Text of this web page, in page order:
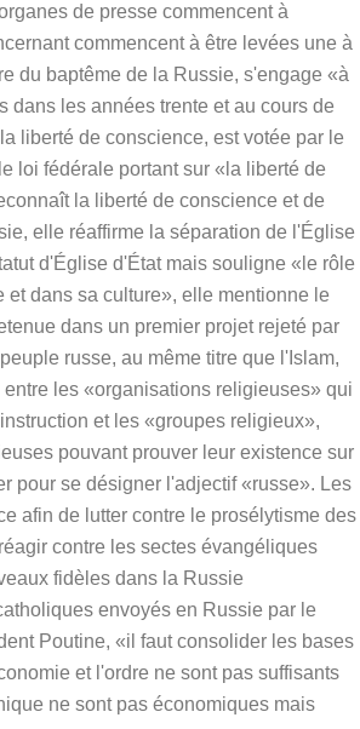
de presse commencent à
commencent à être levées une à
du baptême de la Russie, s'engage «à
dans les années trente et au cours de
liberté de conscience, est votée par le
loi fédérale portant sur «la liberté de
la liberté de conscience et de
elle réaffirme la séparation de l'Église
d'Église d'État mais souligne «le rôle
dans sa culture», elle mentionne le
dans un premier projet rejeté par
russe, au même titre que l'Islam,
les «organisations religieuses» qui
et les «groupes religieux»,
pouvant prouver leur existence sur
pour se désigner l'adjectif «russe». Les
afin de lutter contre le prosélytisme des
contre les sectes évangéliques
fidèles dans la Russie
envoyés en Russie par le
Poutine, «il faut consolider les bases
et l'ordre ne sont pas suffisants
ne sont pas économiques mais